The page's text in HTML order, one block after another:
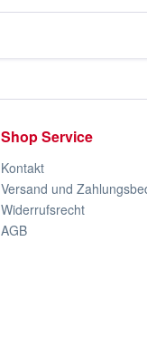
Shop Service
Kontakt
Versand und
Widerrufsrecht
AGB